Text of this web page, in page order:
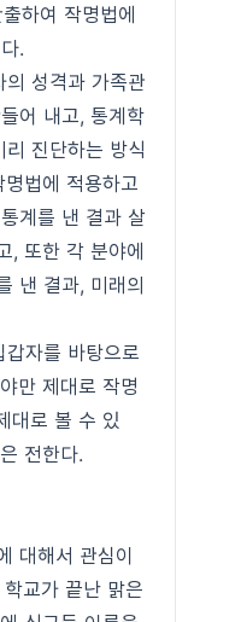
하여 작명법에
.
의 성격과 가족관
어 내고, 통계학
진단하는 방식
법에 적용하고
계를 낸 결과 살
, 또한 각 분야에
낸 결과, 미래의
자를 바탕으로
만 제대로 작명
대로 볼 수 있
전한다.
대해서 관심이
교가 끝난 맑은